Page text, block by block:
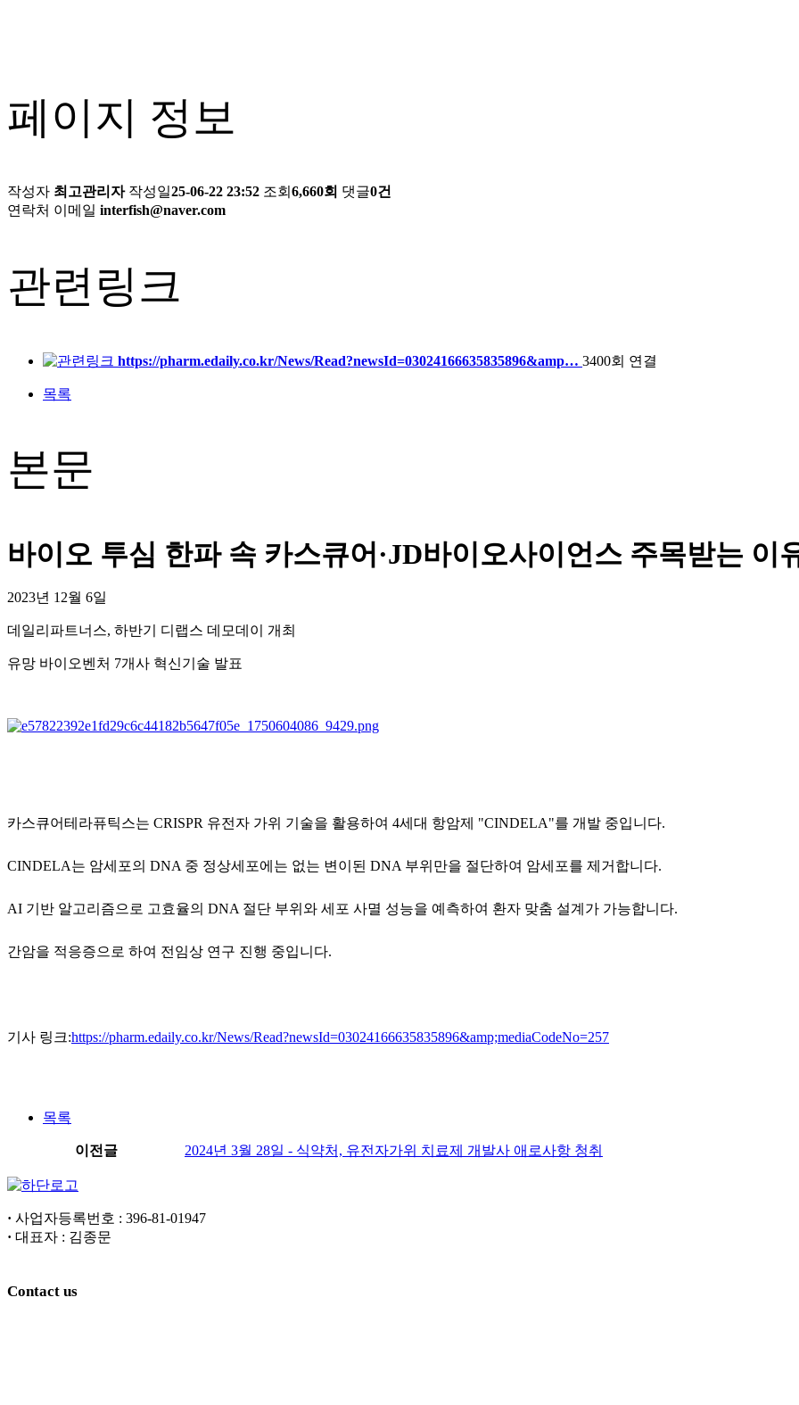
페이지 정보
작성자 최고관리자 작성일25-06-22 23:52 조회 6,660회 댓글0건
연락처 이메일 interfish@naver.com
관련링크
https://pharm.edaily.co.kr/News/Read?newsId=03024166635835896&amp… 3400회 연결
목록
본문
바이오 투심 한파 속 카스큐어·JD바이오사이언스 주목받는 이
2023년 12월 6일
데일리파트너스, 하반기 디랩스 데모데이 개최
유망 바이오벤처 7개사 혁신기술 발표
카스큐어테라퓨틱스는 CRISPR 유전자 가위 기술을 활용하여 4세대 항암제 "CINDELA"를 개발 중입니다.
CINDELA는 암세포의 DNA 중 정상세포에는 없는 변이된 DNA 부위만을 절단하여 암세포를 제거합니다.
AI 기반 알고리즘으로 고효율의 DNA 절단 부위와 세포 사멸 성능을 예측하여 환자 맞춤 설계가 가능합니다.
간암을 적응증으로 하여 전임상 연구 진행 중입니다.
기사 링크:https://pharm.edaily.co.kr/News/Read?newsId=03024166635835896&amp;mediaCodeNo=257
목록
이전글 2024년 3월 28일 - 식약처, 유전자가위 치료제 개발사 애로사항 청취
· 사업자등록번호 : 396-81-01947
· 대표자 : 김종문
Contact us